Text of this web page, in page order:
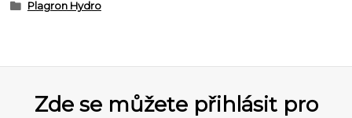
Plagron Hydro
Zde se můžete přihlásit pro